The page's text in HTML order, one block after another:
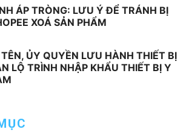
ÁP TRÒNG: LƯU Ý ĐỂ TRÁNH BỊ
XOÁ SẢN PHẨM
ỦY QUYỀN LƯU HÀNH THIẾT BỊ
LỘ TRÌNH NHẬP KHẨU THIẾT BỊ Y